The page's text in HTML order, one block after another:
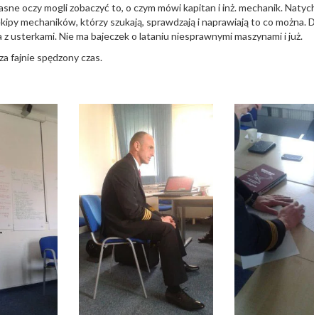
oczy mogli zobaczyć to, o czym mówi kapitan i inż. mechanik.
mechaników, którzy szukają, sprawdzają i naprawiają to co można.
usterkami. Nie ma bajeczek o lataniu niesprawnymi maszynami i już.
fajnie spędzony czas.